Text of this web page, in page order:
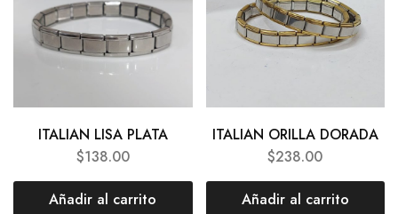
ITALIAN LISA PLATA
$138.00
Añadir al carrito
ITALIAN ORILLA DORADA
$238.00
Añadir al carrito